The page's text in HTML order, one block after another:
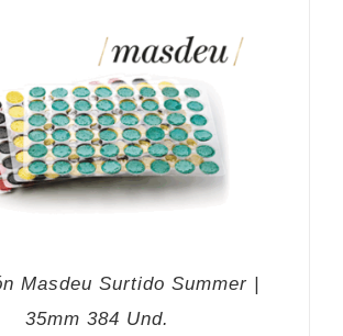
Masdeu Surtido Summer |
35mm 384 Und.